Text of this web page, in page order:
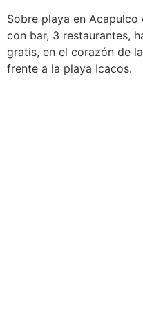
Sobre playa en
con bar, 3 restaurantes,
gratis, en el corazón de
frente a la playa Icacos.